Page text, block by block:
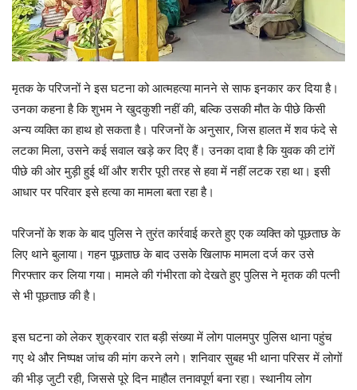
मृतक के परिजनों ने इस घटना को आत्महत्या मानने से साफ इनकार कर दिया है।
उनका कहना है कि शुभम ने खुदकुशी नहीं की, बल्कि उसकी मौत के पीछे किसी
अन्य व्यक्ति का हाथ हो सकता है। परिजनों के अनुसार, जिस हालत में शव फंदे से
लटका मिला, उसने कई सवाल खड़े कर दिए हैं। उनका दावा है कि युवक की टांगें
पीछे की ओर मुड़ी हुई थीं और शरीर पूरी तरह से हवा में नहीं लटक रहा था। इसी
आधार पर परिवार इसे हत्या का मामला बता रहा है।
परिजनों के शक के बाद पुलिस ने तुरंत कार्रवाई करते हुए एक व्यक्ति को पूछताछ के
लिए थाने बुलाया। गहन पूछताछ के बाद उसके खिलाफ मामला दर्ज कर उसे
गिरफ्तार कर लिया गया। मामले की गंभीरता को देखते हुए पुलिस ने मृतक की पत्नी
से भी पूछताछ की है।
इस घटना को लेकर शुक्रवार रात बड़ी संख्या में लोग पालमपुर पुलिस थाना पहुंच
गए थे और निष्पक्ष जांच की मांग करने लगे। शनिवार सुबह भी थाना परिसर में लोगों
की भीड़ जुटी रही, जिससे पूरे दिन माहौल तनावपूर्ण बना रहा। स्थानीय लोग